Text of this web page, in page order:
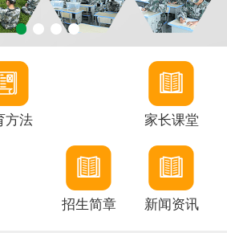
方法 家长课堂
招生简章 新闻资讯